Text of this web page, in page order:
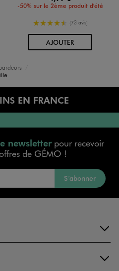
-50% sur le 2ème produit d'été
4.5/5 de moyenne
(73 avis)
AJOUTERAU PANIER
EN FRANCE
newsletterpour recevoir
de GÉMO !
S’abonner